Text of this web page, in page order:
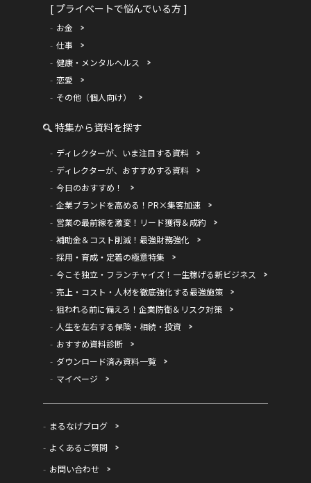
[ プライベートで悩んでいる方 ]
お金
仕事
健康・メンタルヘルス
恋愛
その他（個人向け）
特集から資料を探す
ディレクターが、いま注目する資料
ディレクターが、おすすめする資料
今日のおすすめ！
企業ブランドを高める！PR×集客加速
営業の最前線を激変！リード獲得＆成約
補助金＆コスト削減！最強財務強化
採用・育成・定着の極意特集
今こそ独立・フランチャイズ！一生稼げる新ビジネス
売上・コスト・人材を徹底強化する最強施策
狙われる前に備えろ！企業防衛＆リスク対策
人生を左右する保険・相続・投資
おすすめ資料診断
ダウンロード済み資料一覧
マイページ
まるなげブログ
よくあるご質問
お問い合わせ